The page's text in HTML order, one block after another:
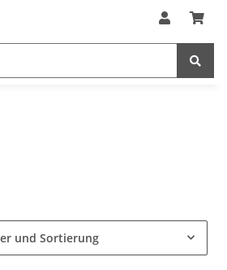
und Sortierung